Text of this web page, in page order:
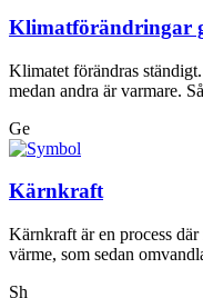
Klimatförändringar
Klimatet förändras
medan andra är varmare.
Ge
Kärnkraft
Kärnkraft är en process
värme, som sedan
Sh